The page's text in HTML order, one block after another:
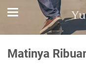
Matinya